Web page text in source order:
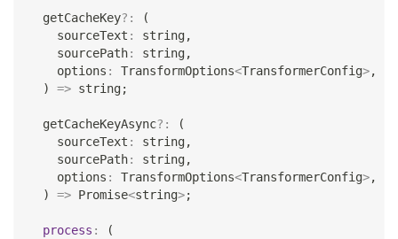
  getCacheKey
? :
(
    sourceText
: string,
    sourcePath
: string,
    options
: TransformOptions<TransformerConfig>,
)
=> string;
  getCacheKeyAsync
? :
(
    sourceText
: string,
    sourcePath
: string,
    options
: TransformOptions<TransformerConfig>,
)
=> Promise<string>;
process :
(